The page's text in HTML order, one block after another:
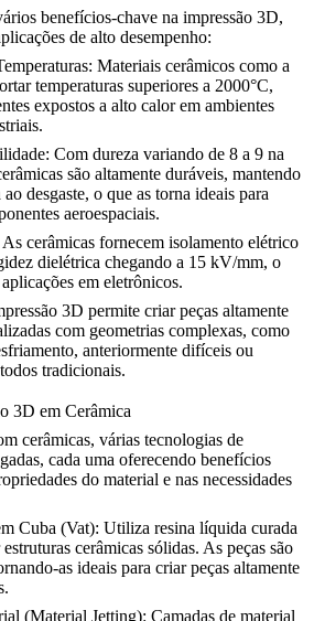
benefícios-chave na impressão 3D,
de alto desempenho:
: Materiais cerâmicos como a
temperaturas superiores a 2000°C,
expostos a alto calor em ambientes
: Com dureza variando de 8 a 9 na
são altamente duráveis, mantendo
desgaste, o que as torna ideais para
aeroespaciais.
As cerâmicas fornecem isolamento elétrico
dielétrica chegando a 15 kV/mm, o
em eletrônicos.
3D permite criar peças altamente
com geometrias complexas, como
anteriormente difíceis ou
tradicionais.
3D em Cerâmica
cerâmicas, várias tecnologias de
cada uma oferecendo benefícios
do material e nas necessidades
Cuba (Vat): Utiliza resina líquida curada
cerâmicas sólidas. As peças são
as ideais para criar peças altamente
(Material Jetting): Camadas de material